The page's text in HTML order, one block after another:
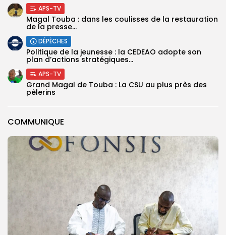
COMMUNIQUE
APS-TV
Magal Touba : dans les coulisses de la restauration
de la presse...
DÉPÊCHES
Politique de la jeunesse : la CEDEAO adopte son
plan d’actions stratégiques...
APS-TV
Grand Magal de Touba : La CSU au plus près des
pèlerins